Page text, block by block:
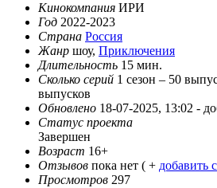
Кинокомпания ИРИ
Год 2022-2023
Страна Россия
Жанр шоу, Приключения
Длительность 15 мин.
Сколько серий 1 сезон – 50
выпусков
Обновлено 18-07-2025, 13:02 -
Статус проекта
Завершен
Возраст 16+
Отзывов пока нет ( + добавить
Просмотров 297